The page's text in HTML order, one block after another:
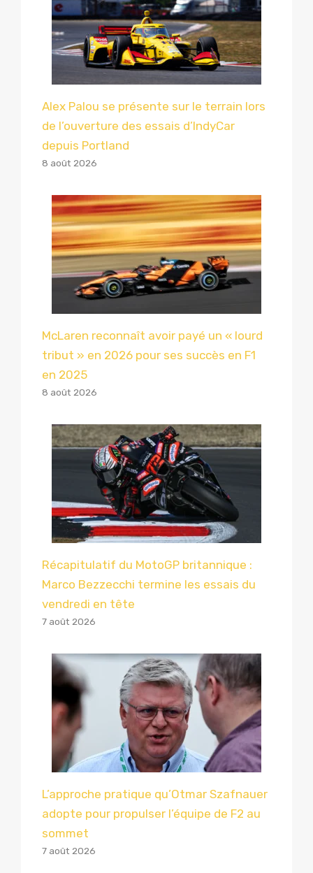
Alex Palou se présente sur le terrain lors
de l’ouverture des essais d’IndyCar
depuis Portland
8 août 2026
McLaren reconnaît avoir payé un « lourd
tribut » en 2026 pour ses succès en F1
en 2025
8 août 2026
Récapitulatif du MotoGP britannique :
Marco Bezzecchi termine les essais du
vendredi en tête
7 août 2026
L’approche pratique qu’Otmar Szafnauer
adopte pour propulser l’équipe de F2 au
sommet
7 août 2026